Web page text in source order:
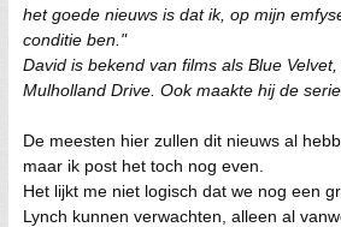
het goede nieuws is dat ik, op mijn
conditie ben."
David is bekend van films als Blue
Mulholland Drive. Ook maakte hij de serie
De meesten hier zullen dit nieuws al
maar ik post het toch nog even.
Het lijkt me niet logisch dat we nog een
Lynch kunnen verwachten, alleen al